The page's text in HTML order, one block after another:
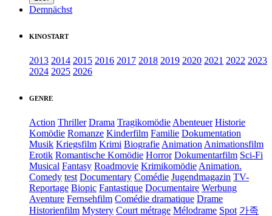
Demnächst
KINOSTART
2013 2014 2015 2016 2017 2018 2019 2020 2021 2022 2023
2024 2025 2026
GENRE
Action Thriller Drama Tragikomödie Abenteuer Historie
Komödie Romanze Kinderfilm Familie Dokumentation
Musik Kriegsfilm Krimi Biografie Animation Animationsfilm
Erotik Romantische Komödie Horror Dokumentarfilm Sci-Fi
Musical Fantasy Roadmovie Krimikomödie Animation.
Comedy test Documentary Comédie Jugendmagazin TV-
Reportage Biopic Fantastique Documentaire Werbung
Aventure Fernsehfilm Comédie dramatique Drame
Historienfilm Mystery Court métrage Mélodrame Spot 가족